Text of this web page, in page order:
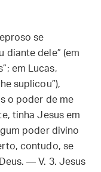
se
diante dele” (em
em Lucas,
suplicou”),
o poder de me
tinha Jesus em
poder divino
contudo, se
— V. 3. Jesus